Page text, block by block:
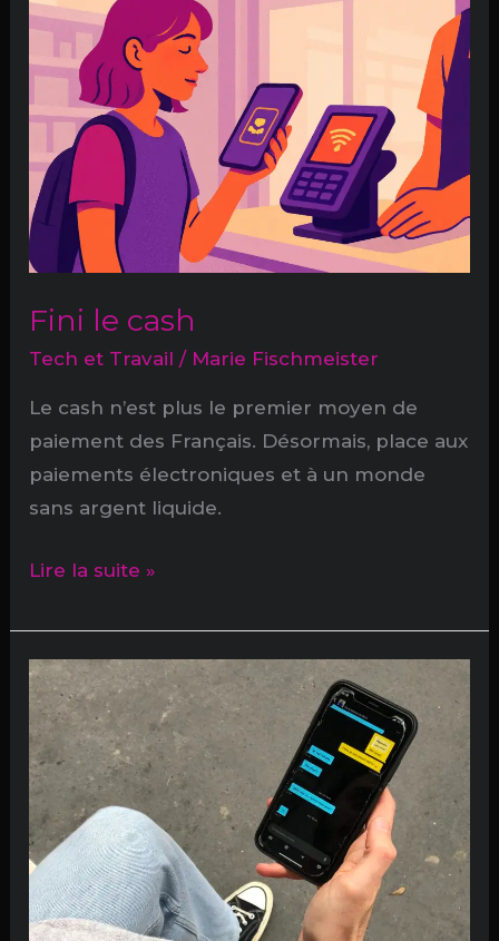
Fini le cash
Tech et Travail / Marie Fischmeister
Le cash n’est plus le premier moyen de
paiement des Français. Désormais, place aux
paiements électroniques et à un monde
sans argent liquide.
Fini
cash
Lire la suite »